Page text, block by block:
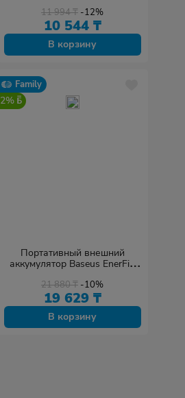
11 994₸ -12%
10 544 ₸
В корзину
Family
2%
Портативный внешний
аккумулятор Baseus EnerFill
(E0027R04) черный
21 880₸ -10%
19 629 ₸
В корзину